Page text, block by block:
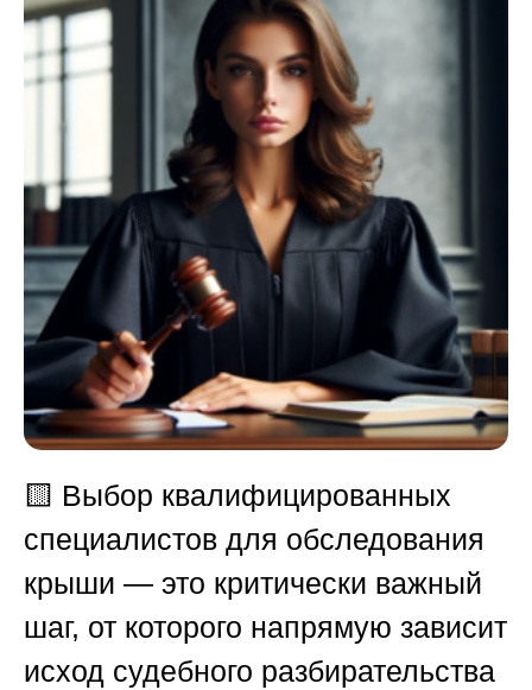
🟨 Выбор квалифицированных
специалистов для обследования
крыши — это критически важный
шаг, от которого напрямую зависит
исход судебного разбирательства